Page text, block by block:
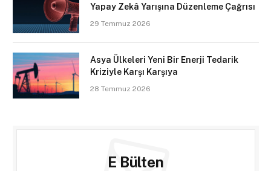
Yapay Zekâ Yarışına Düzenleme Çağrısı
29 Temmuz 2026
Asya Ülkeleri Yeni Bir Enerji Tedarik
Kriziyle Karşı Karşıya
28 Temmuz 2026
E Bülten